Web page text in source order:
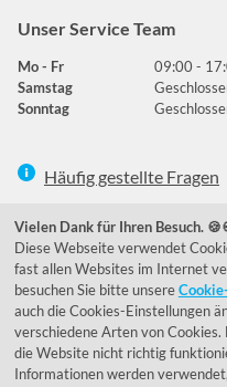
Unser Service Team
Mo - Fr
09:00 -
Samstag
Sonntag
Häufig gestellte Fragen
039292 - 678215
de@lumidora.com
FacebookInstagram
Kundenmeinungen
Vielen Dank für Ihren Besuch.
Diese Webseite verwendet
fast allen Websites im Internet
besuchen Sie bitte unsere
auch die Cookies-Einstellungen
verschiedene Arten von
die Website nicht richtig
Informationen werden